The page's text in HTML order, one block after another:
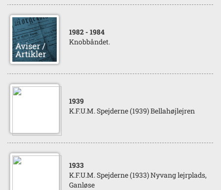
1982 - 1984
Knobbåndet.
1939
K.F.U.M. Spejderne (1939) Bellahøjlejren
1933
K.F.U.M. Spejderne (1933) Nyvang lejrplads,
Ganløse